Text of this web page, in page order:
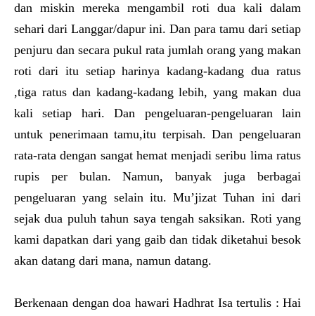
dan miskin mereka mengambil roti dua kali dalam
sehari dari Langgar/dapur ini. Dan para tamu dari setiap
penjuru dan secara pukul rata jumlah orang yang makan
roti dari itu setiap harinya kadang-kadang dua ratus
,tiga ratus dan kadang-kadang lebih, yang makan dua
kali setiap hari. Dan pengeluaran-pengeluaran lain
untuk penerimaan tamu,itu terpisah. Dan pengeluaran
rata-rata dengan sangat hemat menjadi seribu lima ratus
rupis per bulan. Namun, banyak juga berbagai
pengeluaran yang selain itu. Mu’jizat Tuhan ini dari
sejak dua puluh tahun saya tengah saksikan. Roti yang
kami dapatkan dari yang gaib dan tidak diketahui besok
akan datang dari mana, namun datang.
Berkenaan dengan doa hawari Hadhrat Isa tertulis : Hai